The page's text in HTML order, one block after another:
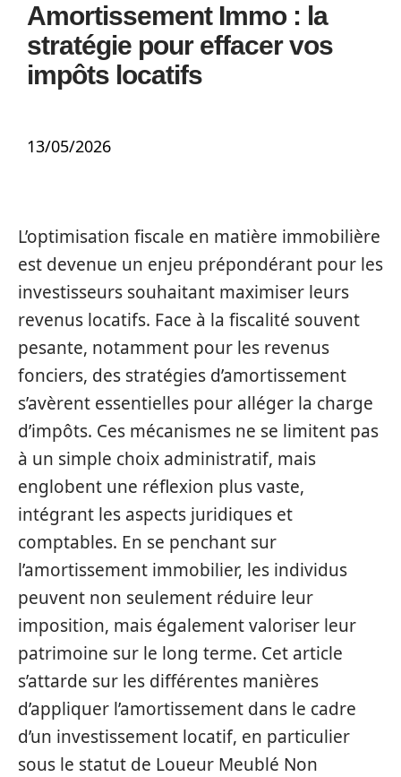
Amortissement Immo : la
stratégie pour effacer vos
impôts locatifs
13/05/2026
L’optimisation fiscale en matière immobilière
est devenue un enjeu prépondérant pour les
investisseurs souhaitant maximiser leurs
revenus locatifs. Face à la fiscalité souvent
pesante, notamment pour les revenus
fonciers, des stratégies d’amortissement
s’avèrent essentielles pour alléger la charge
d’impôts. Ces mécanismes ne se limitent pas
à un simple choix administratif, mais
englobent une réflexion plus vaste,
intégrant les aspects juridiques et
comptables. En se penchant sur
l’amortissement immobilier, les individus
peuvent non seulement réduire leur
imposition, mais également valoriser leur
patrimoine sur le long terme. Cet article
s’attarde sur les différentes manières
d’appliquer l’amortissement dans le cadre
d’un investissement locatif, en particulier
sous le statut de Loueur Meublé Non